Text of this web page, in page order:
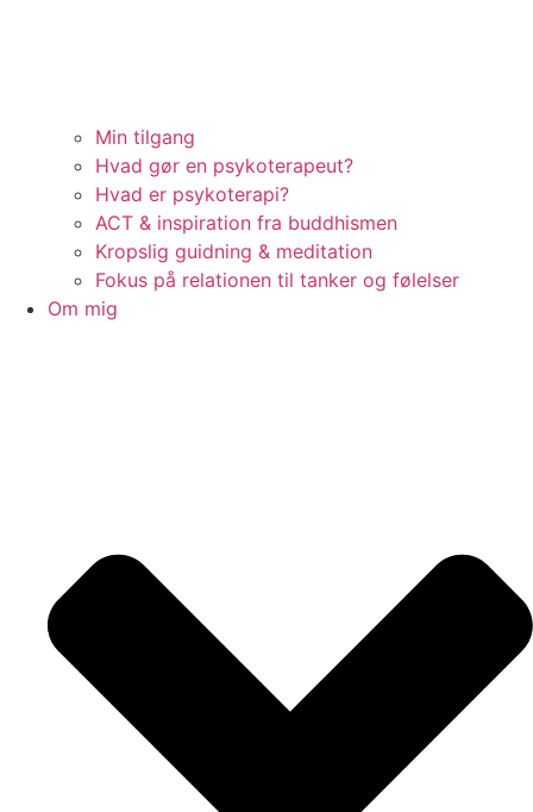
Min tilgang
Hvad gør en psykoterapeut?
Hvad er psykoterapi?
ACT & inspiration fra buddhismen
Kropslig guidning & meditation
Fokus på relationen til tanker og følelser
Om mig